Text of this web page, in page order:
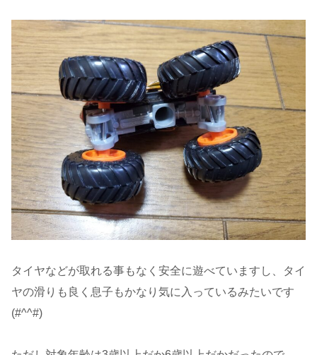
タイヤなどが取れる事もなく安全に遊べていますし、タイ
ヤの滑りも良く息子もかなり気に入っているみたいです
(#^^#)